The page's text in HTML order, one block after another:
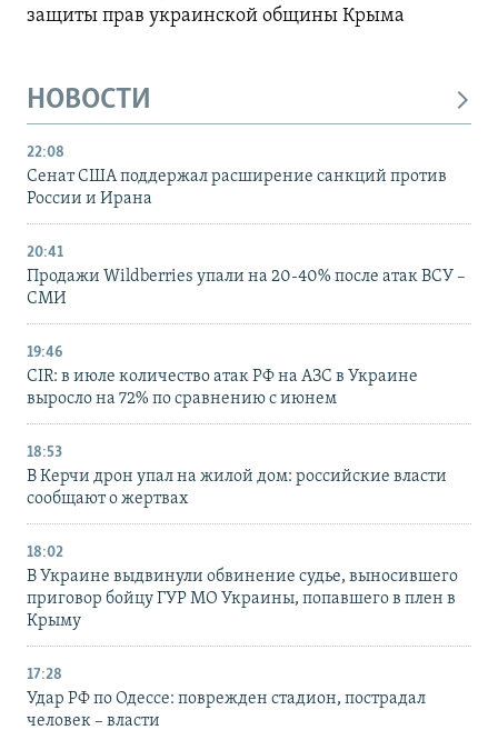
защиты прав украинской общины Крыма
НОВОСТИ
22:08
Сенат США поддержал расширение санкций против
России и Ирана
20:41
Продажи Wildberries упали на 20-40% после атак ВСУ –
СМИ
19:46
CIR: в июле количество атак РФ на АЗС в Украине
выросло на 72% по сравнению с июнем
18:53
В Керчи дрон упал на жилой дом: российские власти
сообщают о жертвах
18:02
В Украине выдвинули обвинение судье, выносившего
приговор бойцу ГУР МО Украины, попавшего в плен в
Крыму
17:28
Удар РФ по Одессе: поврежден стадион, пострадал
человек – власти